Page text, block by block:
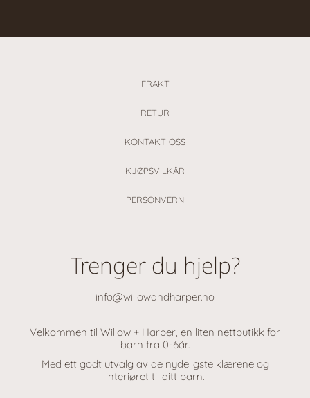
FRAKT
RETUR
KONTAKT OSS
KJØPSVILKÅR
PERSONVERN
Trenger du hjelp?
info@willowandharper.no
Velkommen til Willow + Harper, en liten nettbutikk for
barn fra 0-6år.
Med ett godt utvalg av de nydeligste klærene og
interiøret til ditt barn.